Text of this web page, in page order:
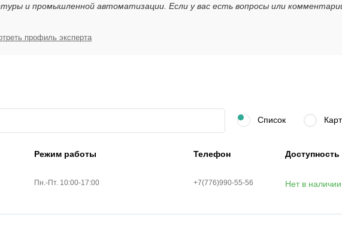
и промышленной автоматизации. Если у вас есть вопросы или
профиль эксперта
Список
Режим работы Телефон Доступность
Пн.-Пт. 10:00-17:00 +7(776)990-55-56 Нет в наличии